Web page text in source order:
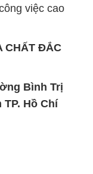
việc cao
CHẤT ĐẮC
Bình Trị
Hồ Chí